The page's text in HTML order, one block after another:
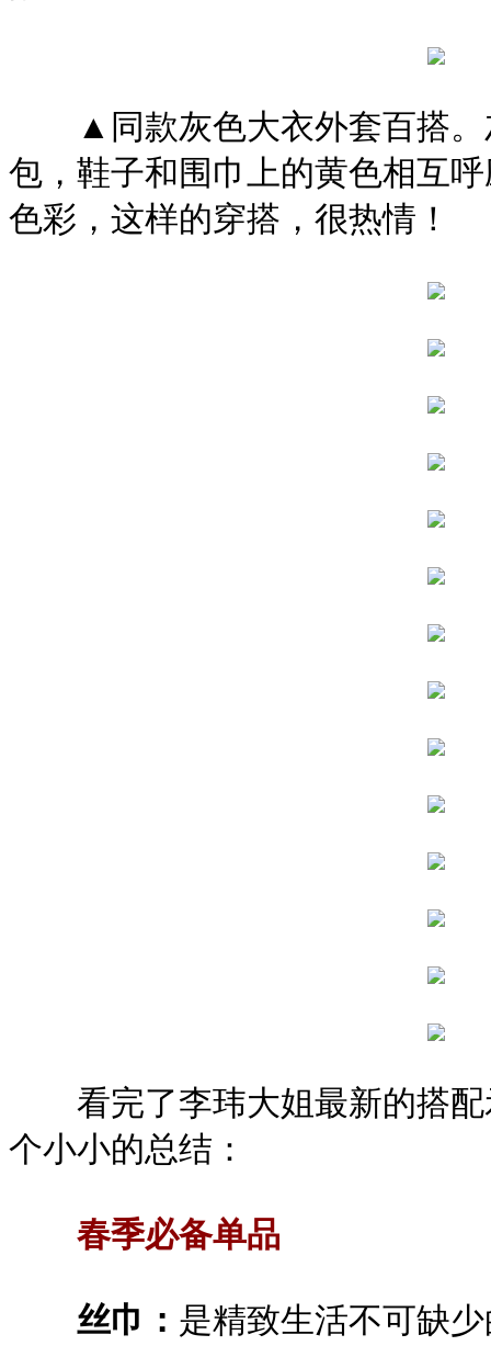
▲同款灰色大衣外套百搭。
包，鞋子和围巾上的黄色相互
色彩，这样的穿搭，很热情！
看完了李玮大姐最新的搭配
个小小的总结：
春季必备单品
丝巾： 是精致生活不可缺